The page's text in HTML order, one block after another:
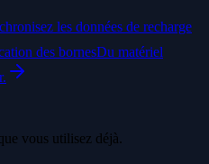
les données de recharge
des bornesDu matériel
vous utilisez déjà.